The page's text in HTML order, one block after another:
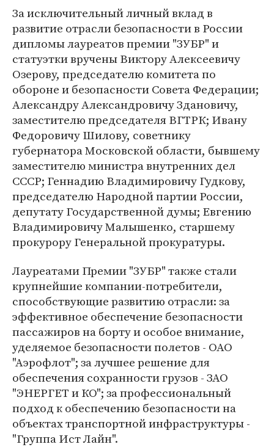
За исключительный личный вклад в
развитие отрасли безопасности в России
дипломы лауреатов премии "ЗУБР" и
статуэтки вручены Виктору Алексеевичу
Озерову, председателю комитета по
обороне и безопасности Совета Федерации;
Александру Александровичу Здановичу,
заместителю председателя ВГТРК; Ивану
Федоровичу Шилову, советнику
губернатора Московской области, бывшему
заместителю министра внутренних дел
СССР; Геннадию Владимировичу Гудкову,
председателю Народной партии России,
депутату Государственной думы; Евгению
Владимировичу Малышенко, старшему
прокурору Генеральной прокуратуры.
Лауреатами Премии "ЗУБР" также стали
крупнейшие компании-потребители,
способствующие развитию отрасли: за
эффективное обеспечение безопасности
пассажиров на борту и особое внимание,
уделяемое безопасности полетов - ОАО
"Аэрофлот"; за лучшее решение для
обеспечения сохранности грузов - ЗАО
"ЭНЕРГЕТ и КО"; за профессиональный
подход к обеспечению безопасности на
объектах транспортной инфраструктуры -
"Группа Ист Лайн".